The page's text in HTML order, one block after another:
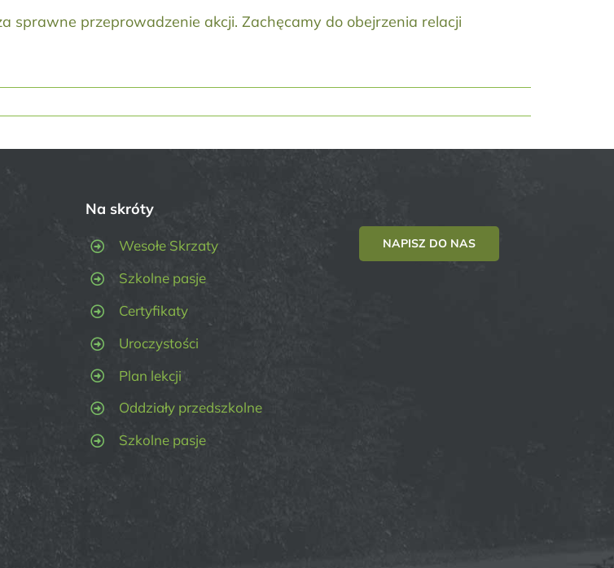
sprawne przeprowadzenie akcji. Zachęcamy do obejrzenia relacji
Na skróty
Wesołe Skrzaty
Szkolne pasje
Certyfikaty
Uroczystości
Plan lekcji
Oddziały przedszkolne
Szkolne pasje
NAPISZ DO NAS